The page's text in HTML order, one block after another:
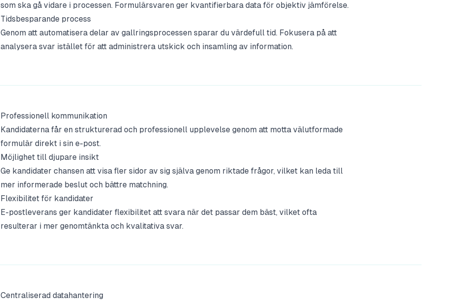
som ska gå vidare i processen. Formulärsvaren ger kvantifierbara data för objektiv jämförelse.
Tidsbesparande process
Genom att automatisera delar av gallringsprocessen sparar du värdefull tid. Fokusera på att
analysera svar istället för att administrera utskick och insamling av information.
Professionell kommunikation
Kandidaterna får en strukturerad och professionell upplevelse genom att motta välutformade
formulär direkt i sin e-post.
Möjlighet till djupare insikt
Ge kandidater chansen att visa fler sidor av sig själva genom riktade frågor, vilket kan leda till
mer informerade beslut och bättre matchning.
Flexibilitet för kandidater
E-postleverans ger kandidater flexibilitet att svara när det passar dem bäst, vilket ofta
resulterar i mer genomtänkta och kvalitativa svar.
Centraliserad datahantering